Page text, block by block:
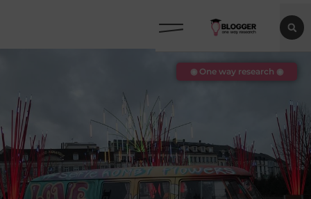
◉ One way research ◉